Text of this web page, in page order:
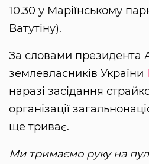
10.30 у Маріїнському
Ватутіну).
За словами президента
землевласників України
наразі засідання
організації
ще триває.
Ми тримаємо руку на